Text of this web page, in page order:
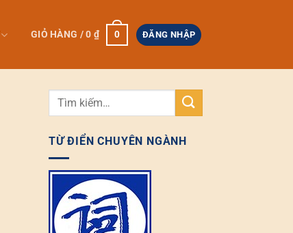
GIỎ HÀNG /0 ₫ 0 ĐĂNG NHẬP
TỪ ĐIỂN CHUYÊN NGÀNH